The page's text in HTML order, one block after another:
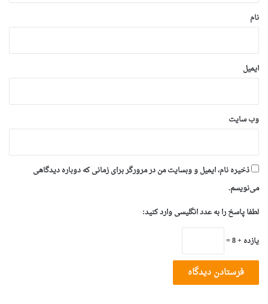
نام
ایمیل
وب‌ سایت
ذخیره نام، ایمیل و وبسایت من در مرورگر برای زمانی که دوباره دیدگاهی
می‌نویسم.
لطفا پاسخ را به عدد انگلیسی وارد کنید:
یازده + 8 =